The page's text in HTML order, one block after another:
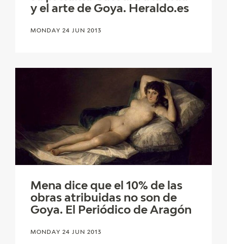
y el arte de Goya. Heraldo.es
MONDAY 24 JUN 2013
Mena dice que el 10% de las
obras atribuidas no son de
Goya. El Periódico de Aragón
MONDAY 24 JUN 2013